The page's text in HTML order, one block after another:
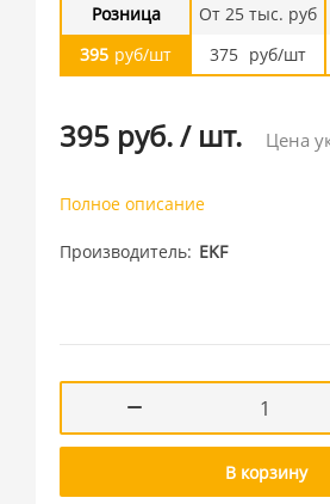
Розница
395 руб/шт
От 25 тыс. руб
375 руб/шт
395 руб./ шт. Цена
Полное описание
Производитель EKF
В корзину